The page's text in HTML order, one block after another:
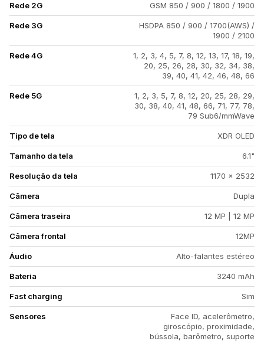
Rede 2G GSM 850 / 900 / 1800 / 1900
Rede 3G
HSDPA 850 / 900 / 1700(AWS) /
1900 / 2100
Rede 4G
1, 2, 3, 4, 5, 7, 8, 12, 13, 17, 18, 19,
20, 25, 26, 28, 30, 32, 34, 38,
39, 40, 41, 42, 46, 48, 66
Rede 5G
1, 2, 3, 5, 7, 8, 12, 20, 25, 28, 29,
30, 38, 40, 41, 48, 66, 71, 77, 78,
79 Sub6/mmWave
Tipo de tela XDR OLED
Tamanho da tela 6.1"
Resolução da tela 1170 x 2532
Câmera Dupla
Câmera traseira 12 MP | 12 MP
Câmera frontal 12MP
Áudio Alto-falantes estéreo
Bateria 3240 mAh
Fast charging Sim
Sensores
Face ID, acelerômetro,
giroscópio, proximidade,
bússola, barômetro, suporte